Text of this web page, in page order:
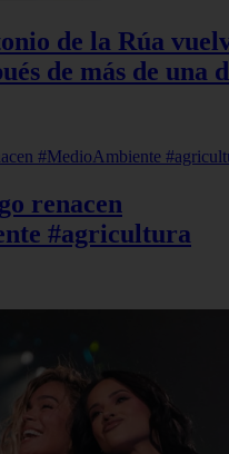
de la Rúa
de más de una
renacen
#agricultura